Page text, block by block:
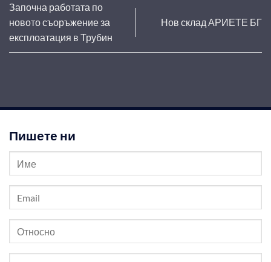
Започна работата по
новото съоръжение за
експлоатация в Трубин
Нов склад АРИЕТЕ БГ
Пишете ни